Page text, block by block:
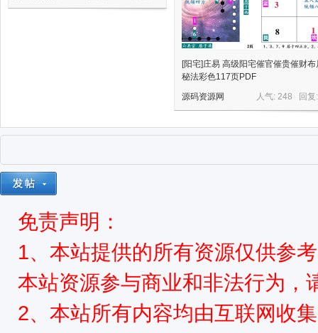
[阳宅]庄易 高级阳宅催官催贵催财布
秘法彩色117页PDF
人气: 248 回
源码资源网
免责声明：
1、本站提供的所有资源仅供参
本站资源参与商业和非法行为，
2、本站所有内容均由互联网收